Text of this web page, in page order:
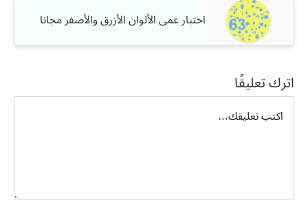
اختبار عمى الألوان الأزرق والأصفر مجانا
اترك تعليقًا
تعليق